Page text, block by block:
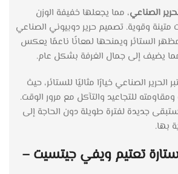
الصناعي، مما يجعلها خفيفة الوزن
وقوية. تصميم حرير دوبيوني الصناعي
الستائر ويمنحها لمعانًا ناعمًا يعكس
يضيف إلى جمال الغرفة بشكل عام.
الحرير الصناعي خيارًا مثاليًا للستائر، حيث
للتجاعيد والتآكل مع مرور الوقت.
جديدة لفترة طويلة دون الحاجة إلى
بها.
تعتيم ويفي جيتسيت –